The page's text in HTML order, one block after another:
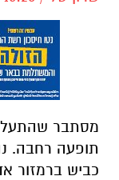
מסתבר
תופעה רחבה.
כביש ברמזור